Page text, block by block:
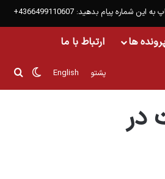
پیام بدهید: 4366499110607+
ها ارتباط با ما
English پشتو تغییر
در